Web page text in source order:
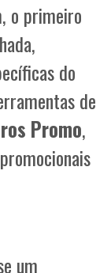
o primeiro
do
de
Promo,
um